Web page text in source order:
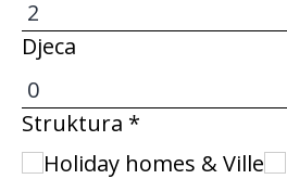
Djeca
Struktura *
Holiday homes & Ville